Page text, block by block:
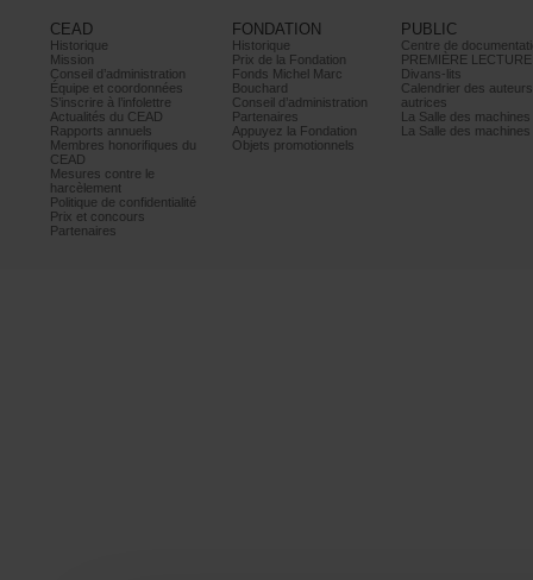
CEAD
Historique
Mission
Conseild’administration
Équipeetcoordonnées
S’inscrireàl’infolettre
ActualitésduCEAD
Rapportsannuels
Membreshonorifiquesdu
CEAD
Mesurescontrele
harcèlement
Politiquedeconfidentialité
Prixetconcours
Partenaires
FONDATION
Historique
PrixdelaFondation
FondsMichelMarc
Bouchard
Conseild’administration
Partenaires
AppuyezlaFondation
Objetspromotionnels
PUBLIC
PREMIÈRELECTURE
Divans-lits
autrices